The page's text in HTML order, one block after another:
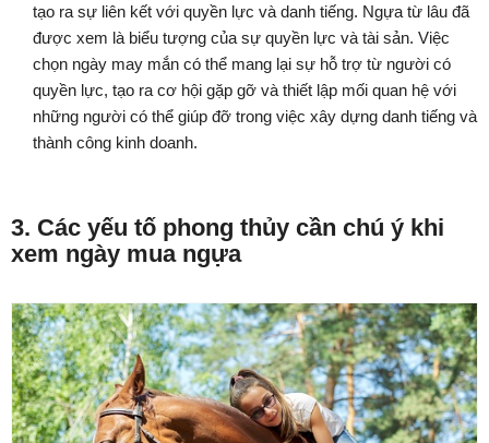
tạo ra sự liên kết với quyền lực và danh tiếng. Ngựa từ lâu đã
được xem là biểu tượng của sự quyền lực và tài sản. Việc
chọn ngày may mắn có thể mang lại sự hỗ trợ từ người có
quyền lực, tạo ra cơ hội gặp gỡ và thiết lập mối quan hệ với
những người có thể giúp đỡ trong việc xây dựng danh tiếng và
thành công kinh doanh.
3. Các yếu tố phong thủy cần chú ý khi
xem ngày mua ngựa